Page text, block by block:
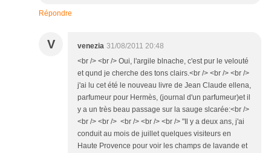
Répondre
V venezia 31/08/2011 20:48
<br /> <br /> Oui, l'argile blnache, c'est pur le velouté
et qund je cherche des tons clairs.<br /> <br /> <br />
j'ai lu cet été le nouveau livre de Jean Claude ellena,
parfumeur pour Hermès, (journal d'un parfumeur)et il
y a un très beau passage sur la sauge slcarée:<br />
<br /> <br /> <br /> <br /> <br /> "Il y a deux ans, j'ai
conduit au mois de juillet quelques visiteurs en
Haute Provence pour voir les champs de lavande et